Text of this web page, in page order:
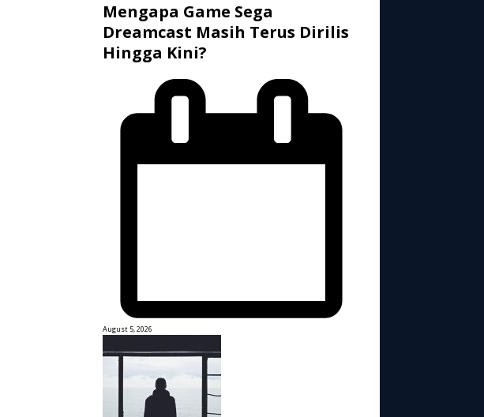
Mengapa Game Sega
Dreamcast Masih Terus Dirilis
Hingga Kini?
August 5, 2026